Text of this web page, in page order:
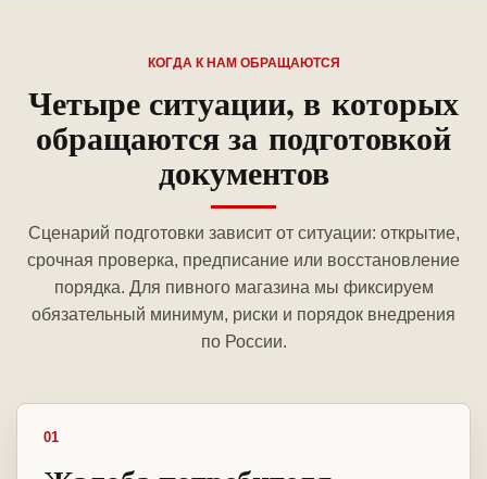
КОГДА К НАМ ОБРАЩАЮТСЯ
Четыре ситуации, в которых
обращаются за подготовкой
документов
Сценарий подготовки зависит от ситуации: открытие,
срочная проверка, предписание или восстановление
порядка. Для пивного магазина мы фиксируем
обязательный минимум, риски и порядок внедрения
по России.
01